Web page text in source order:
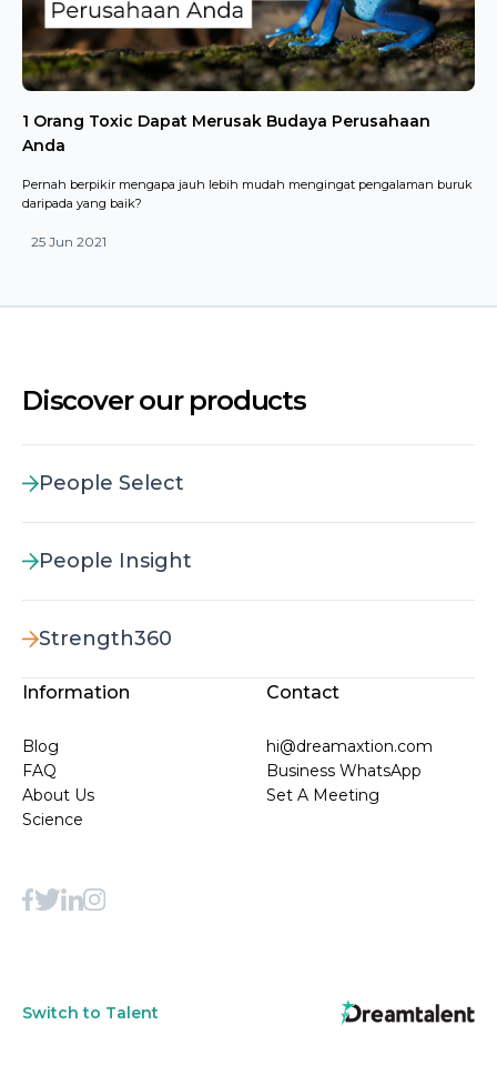
1 Orang Toxic Dapat Merusak Budaya Perusahaan
Anda
Pernah berpikir mengapa jauh lebih mudah mengingat pengalaman buruk
daripada yang baik?
25 Jun 2021
Discover our products
People Select
People Insight
Strength360
Information
Blog
FAQ
About Us
Science
Contact
hi@dreamaxtion.com
Business WhatsApp
Set A Meeting
Switch to Talent